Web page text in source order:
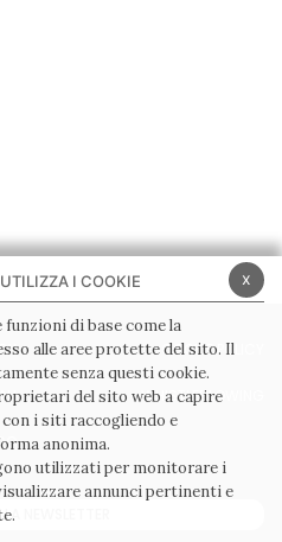
COOKIE POLICY
WHISTLEBLOWING
NEWSLETTER
x
I COOKIE
di base come la
alle aree protette del sito. Il
senza questi cookie.
del sito web a capire
i siti raccogliendo e
anonima.
utilizzati per monitorare i
annunci pertinenti e